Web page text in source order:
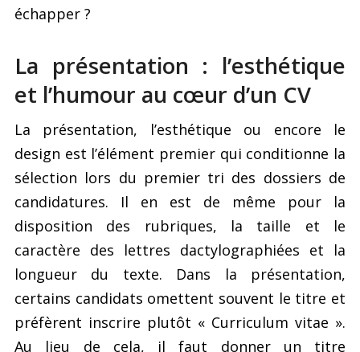
échapper ?
La présentation : l’esthétique
et l’humour au cœur d’un CV
La présentation, l’esthétique ou encore le
design est l’élément premier qui conditionne la
sélection lors du premier tri des dossiers de
candidatures. Il en est de même pour la
disposition des rubriques, la taille et le
caractère des lettres dactylographiées et la
longueur du texte. Dans la présentation,
certains candidats omettent souvent le titre et
préfèrent inscrire plutôt « Curriculum vitae ».
Au lieu de cela, il faut donner un titre